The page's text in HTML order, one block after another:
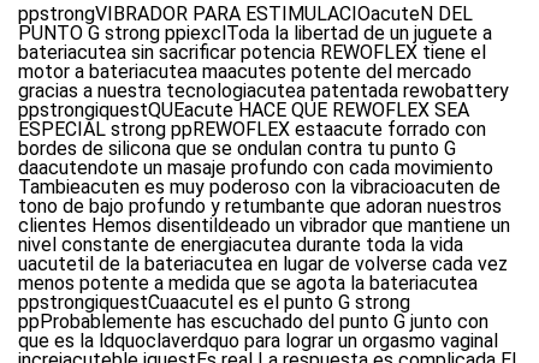
ppstrongVIBRADOR PARA ESTIMULACIOacuteN DEL
PUNTO G strong ppiexclToda la libertad de un juguete a
bateriacutea sin sacrificar potencia REWOFLEX tiene el
motor a bateriacutea maacutes potente del mercado
gracias a nuestra tecnologiacutea patentada rewobattery
ppstrongiquestQUEacute HACE QUE REWOFLEX SEA
ESPECIAL strong ppREWOFLEX estaacute forrado con
bordes de silicona que se ondulan contra tu punto G
daacutendote un masaje profundo con cada movimiento
Tambieacuten es muy poderoso con la vibracioacuten de
tono de bajo profundo y retumbante que adoran nuestros
clientes Hemos disentildeado un vibrador que mantiene un
nivel constante de energiacutea durante toda la vida
uacutetil de la bateriacutea en lugar de volverse cada vez
menos potente a medida que se agota la bateriacutea
ppstrongiquestCuaacutel es el punto G strong
ppProbablemente has escuchado del punto G junto con
que es la ldquoclaverdquo para lograr un orgasmo vaginal